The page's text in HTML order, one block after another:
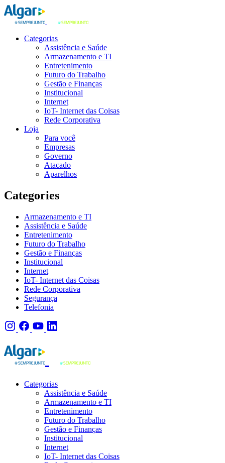
Categorias
Assistência e Saúde
Armazenamento e TI
Entretenimento
Futuro do Trabalho
Gestão e Finanças
Institucional
Internet
IoT- Internet das Coisas
Rede Corporativa
Loja
Para você
Empresas
Governo
Atacado
Aparelhos
Categories
Armazenamento e TI
Assistência e Saúde
Entretenimento
Futuro do Trabalho
Gestão e Finanças
Institucional
Internet
IoT- Internet das Coisas
Rede Corporativa
Segurança
Telefonia
Categorias
Assistência e Saúde
Armazenamento e TI
Entretenimento
Futuro do Trabalho
Gestão e Finanças
Institucional
Internet
IoT- Internet das Coisas